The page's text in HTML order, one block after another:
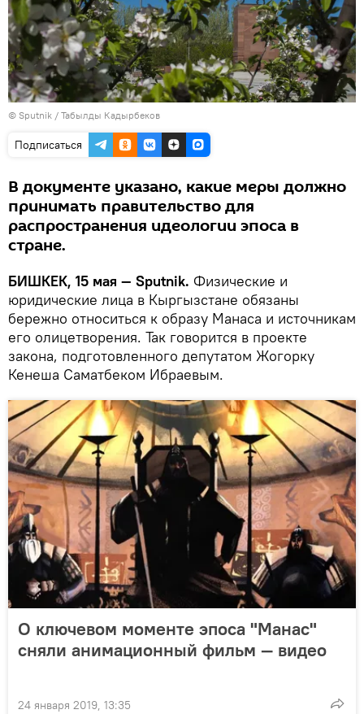
© Sputnik / Табылды Кадырбеков
Подписаться
В документе указано, какие меры должно
принимать правительство для
распространения идеологии эпоса в
стране.
БИШКЕК, 15 мая — Sputnik. Физические и
юридические лица в Кыргызстане обязаны
бережно относиться к образу Манаса и источникам
его олицетворения. Так говорится в проекте
закона, подготовленного депутатом Жогорку
Кенеша Саматбеком Ибраевым.
О ключевом моменте эпоса "Манас"
сняли анимационный фильм — видео
24 января 2019, 13:35